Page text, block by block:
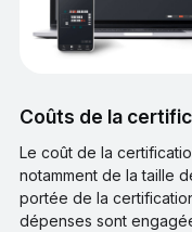
Coûts de la
Le coût de la
notamment de la taille
portée de la
dépenses sont